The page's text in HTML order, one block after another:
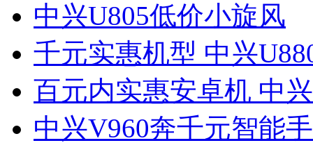
中兴U805低价小旋风
千元实惠机型 中兴
百元内实惠安卓机 中
中兴V960奔千元智能